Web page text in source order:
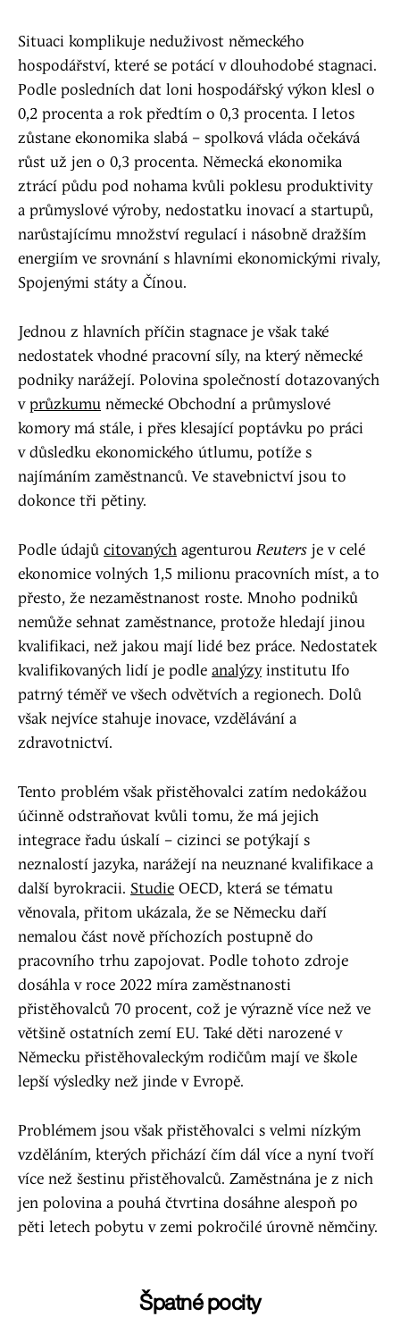
Situaci komplikuje neduživost německého
hospodářství, které se potácí v dlouhodobé stagnaci.
Podle posledních dat loni hospodářský výkon klesl o
0,2 procenta a rok předtím o 0,3 procenta. I letos
zůstane ekonomika slabá – spolková vláda očekává
růst už jen o 0,3 procenta. Německá ekonomika
ztrácí půdu pod nohama kvůli poklesu produktivity
a průmyslové výroby, nedostatku inovací a startupů,
narůstajícímu množství regulací i násobně dražším
energiím ve srovnání s hlavními ekonomickými rivaly,
Spojenými státy a Čínou.
Jednou z hlavních příčin stagnace je však také
nedostatek vhodné pracovní síly, na který německé
podniky narážejí. Polovina společností dotazovaných
vprůzkumu německé Obchodní a průmyslové
komory má stále, i přes klesající poptávku po práci
v důsledku ekonomického útlumu, potíže s
najímáním zaměstnanců. Ve stavebnictví jsou to
dokonce tři pětiny.
Podle údajů citovaných agenturouReuters je v celé
ekonomice volných 1,5 milionu pracovních míst, a to
přesto, že nezaměstnanost roste. Mnoho podniků
nemůže sehnat zaměstnance, protože hledají jinou
kvalifikaci, než jakou mají lidé bez práce. Nedostatek
kvalifikovaných lidí je podle analýzyinstitutu Ifo
patrný téměř ve všech odvětvích a regionech. Dolů
však nejvíce stahuje inovace, vzdělávání a
zdravotnictví.
Tento problém však přistěhovalci zatím nedokážou
účinně odstraňovat kvůli tomu, že má jejich
integrace řadu úskalí – cizinci se potýkají s
neznalostí jazyka, narážejí na neuznané kvalifikace a
další byrokracii. Studie OECD, která se tématu
věnovala, přitom ukázala, že se Německu daří
nemalou část nově příchozích postupně do
pracovního trhu zapojovat. Podle tohoto zdroje
dosáhla v roce 2022 míra zaměstnanosti
přistěhovalců 70 procent, což je výrazně více než ve
většině ostatních zemí EU. Také děti narozené v
Německu přistěhovaleckým rodičům mají ve škole
lepší výsledky než jinde v Evropě.
Problémem jsou však přistěhovalci s velmi nízkým
vzděláním, kterých přichází čím dál více a nyní tvoří
více než šestinu přistěhovalců. Zaměstnána je z nich
jen polovina a pouhá čtvrtina dosáhne alespoň po
pěti letech pobytu v zemi pokročilé úrovně němčiny.
Špatné pocity